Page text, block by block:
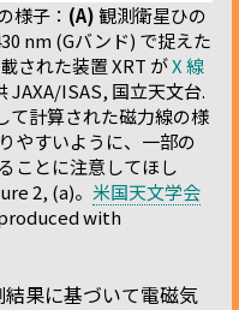
様子： (A) 観測衛星ひの
nm (Gバンド) で捉えた
された装置 XRT がX 線
JAXA/ISAS, 国立天文台.
て計算された磁力線の様
やすいように、一部の
ことに注意してほし
2, (a)。 米国天文学会
with
果に基づいて電磁気